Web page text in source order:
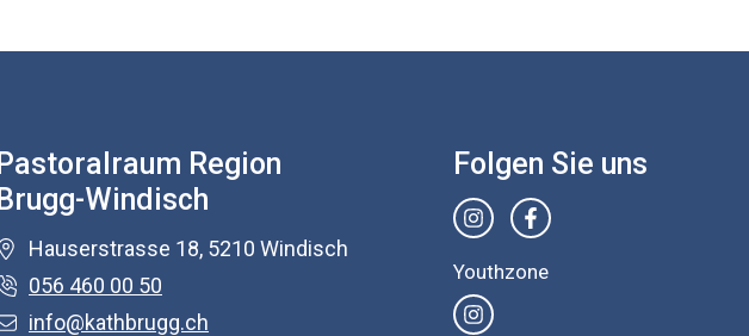
Pastoralraum Region
Brugg-Windisch
Hauserstrasse 18, 5210 Windisch
056 460 00 50
info@kathbrugg.ch
Folgen Sie uns
Youthzone